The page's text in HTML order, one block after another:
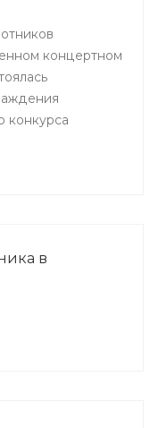
концертном
конкурса
медицинского
в